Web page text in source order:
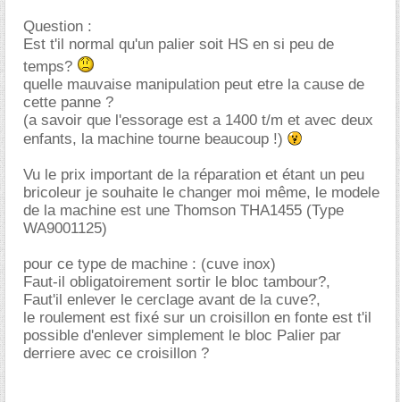
Question :
Est t'il normal qu'un palier soit HS en si peu de
temps?
quelle mauvaise manipulation peut etre la cause de
cette panne ?
(a savoir que l'essorage est a 1400 t/m et avec deux
enfants, la machine tourne beaucoup !)
Vu le prix important de la réparation et étant un peu
bricoleur je souhaite le changer moi même, le modele
de la machine est une Thomson THA1455 (Type
WA9001125)
pour ce type de machine : (cuve inox)
Faut-il obligatoirement sortir le bloc tambour?,
Faut'il enlever le cerclage avant de la cuve?,
le roulement est fixé sur un croisillon en fonte est t'il
possible d'enlever simplement le bloc Palier par
derriere avec ce croisillon ?